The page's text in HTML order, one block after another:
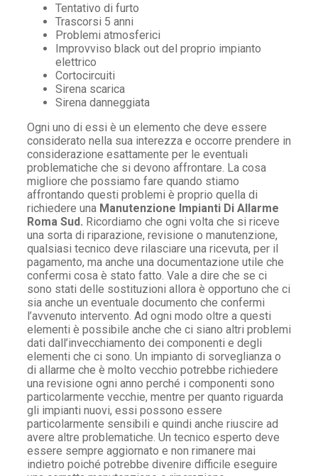
Tentativo di furto
Trascorsi 5 anni
Problemi atmosferici
Improvviso black out del proprio impianto
elettrico
Cortocircuiti
Sirena scarica
Sirena danneggiata
Ogni uno di essi è un elemento che deve essere
considerato nella sua interezza e occorre prendere in
considerazione esattamente per le eventuali
problematiche che si devono affrontare. La cosa
migliore che possiamo fare quando stiamo
affrontando questi problemi è proprio quella di
richiedere una Manutenzione Impianti Di Allarme
Roma Sud. Ricordiamo che ogni volta che si riceve
una sorta di riparazione, revisione o manutenzione,
qualsiasi tecnico deve rilasciare una ricevuta, per il
pagamento, ma anche una documentazione utile che
confermi cosa è stato fatto. Vale a dire che se ci
sono stati delle sostituzioni allora è opportuno che ci
sia anche un eventuale documento che confermi
l’avvenuto intervento. Ad ogni modo oltre a questi
elementi è possibile anche che ci siano altri problemi
dati dall’invecchiamento dei componenti e degli
elementi che ci sono. Un impianto di sorveglianza o
di allarme che è molto vecchio potrebbe richiedere
una revisione ogni anno perché i componenti sono
particolarmente vecchie, mentre per quanto riguarda
gli impianti nuovi, essi possono essere
particolarmente sensibili e quindi anche riuscire ad
avere altre problematiche. Un tecnico esperto deve
essere sempre aggiornato e non rimanere mai
indietro poiché potrebbe divenire difficile eseguire